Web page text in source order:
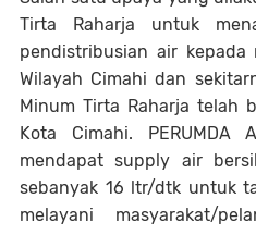
Tirta Raharja untuk
pendistribusian air kepada
Wilayah Cimahi dan
Minum Tirta Raharja telah
Kota Cimahi. PERUMDA
mendapat supply air
sebanyak 16 ltr/dtk untuk
melayani masyarakat/